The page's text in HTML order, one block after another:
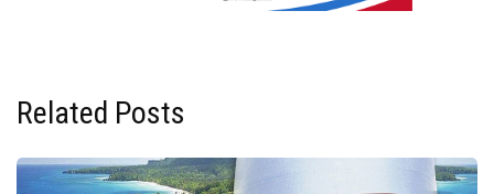
Related Posts